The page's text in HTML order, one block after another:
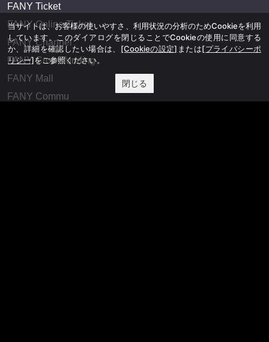
FANY Ticket
FANY Online Ticket
FANY Channel
FANY Crowdfunding
FANY Mall
FANY Commu
当サイトは、お客様の使いやすさ、利用状況の分析のためCookieを利用
しています。このダイアログを閉じることでCookieの使用に同意する
か、詳細を確認したい場合は、 [Cookieの設定] または[プライバシーポ
リシー]をご参照ください。
閉じる